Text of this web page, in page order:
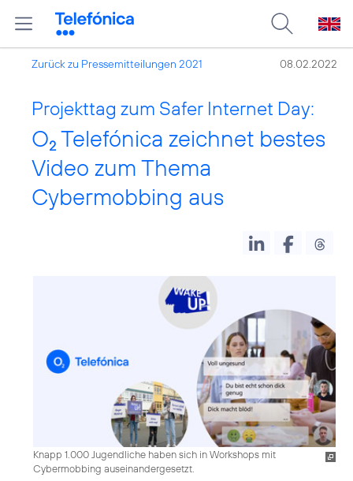
Zurück zu Pressemitteilungen 2021 08.02.2022
Projekttag zum Safer Internet Day:
O2 Telefónica zeichnet bestes
Video zum Thema
Cybermobbing aus
Knapp 1.000 Jugendliche haben sich in Workshops mit
Cybermobbing auseinandergesetzt.